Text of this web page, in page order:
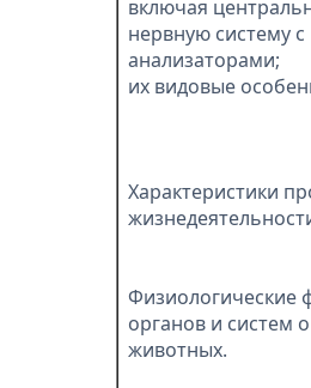
включая
нервную систему с
анализаторами;
их видовые
Характеристики
Физиологические
органов и систем
животных.